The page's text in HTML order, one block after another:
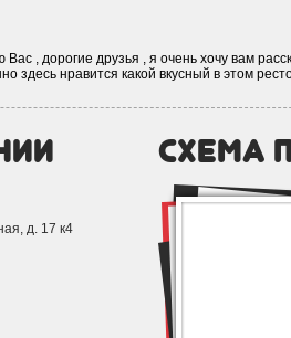
Вас , дорогие друзья , я очень хочу вам
здесь нравится какой вкусный в этом
д. 17 к4
схема